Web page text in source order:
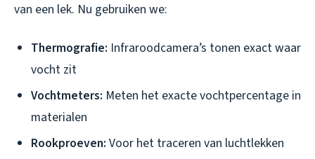
van een lek. Nu gebruiken we:
Thermografie: Infraroodcamera’s tonen exact waar
vocht zit
Vochtmeters: Meten het exacte vochtpercentage in
materialen
Rookproeven: Voor het traceren van luchtlekken